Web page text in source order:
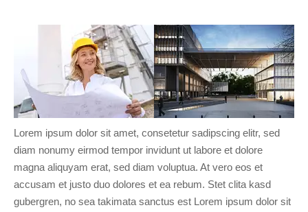
Lorem ipsum dolor sit amet, consetetur sadipscing elitr, sed
diam nonumy eirmod tempor invidunt ut labore et dolore
magna aliquyam erat, sed diam voluptua. At vero eos et
accusam et justo duo dolores et ea rebum. Stet clita kasd
gubergren, no sea takimata sanctus est Lorem ipsum dolor sit